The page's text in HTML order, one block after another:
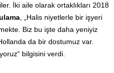
İki aile olarak ortaklıkları 2018
, „Halis niyetlerle bir işyeri
Biz bu işte daha yeniyiz
da bir dostumuz var.
bilgisini verdi.